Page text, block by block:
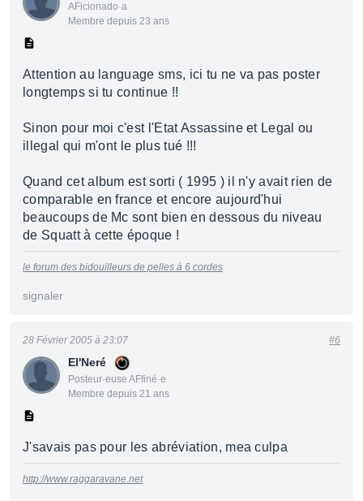
AFicionado·a
Membre depuis 23 ans
Attention au language sms, ici tu ne va pas poster
longtemps si tu continue !!
Sinon pour moi c'est l'Etat Assassine et Legal ou
illegal qui m'ont le plus tué !!!
Quand cet album est sorti ( 1995 ) il n'y avait rien de
comparable en france et encore aujourd'hui
beaucoups de Mc sont bien en dessous du niveau
de Squatt à cette époque !
le forum des bidouilleurs de pelles à 6 cordes
signaler
El'Neré
Posteur·euse AFfiné·e
Membre depuis 21 ans
28 Février 2005 à 23:07 #6
J'savais pas pour les abréviation, mea culpa
http://www.raggaravane.net